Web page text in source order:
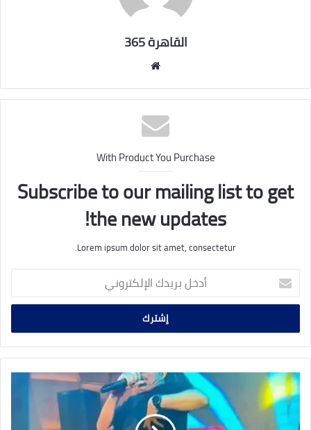
القاهرة 365
With Product You Purchase
Subscribe to our mailing list to get
the new updates!
Lorem ipsum dolor sit amet, consectetur.
أدخل
بريدك
الإلكتروني
حبيب
الـ
130
مليون